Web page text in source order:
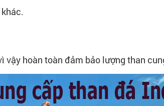
hoàn toàn đảm bảo lượng than